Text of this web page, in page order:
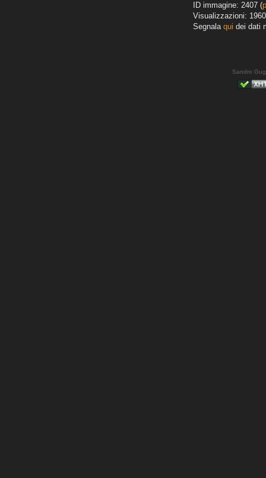
ID immagine: 2407 (
Visualizzazioni: 1960
Segnala qui dei dati
Sandro